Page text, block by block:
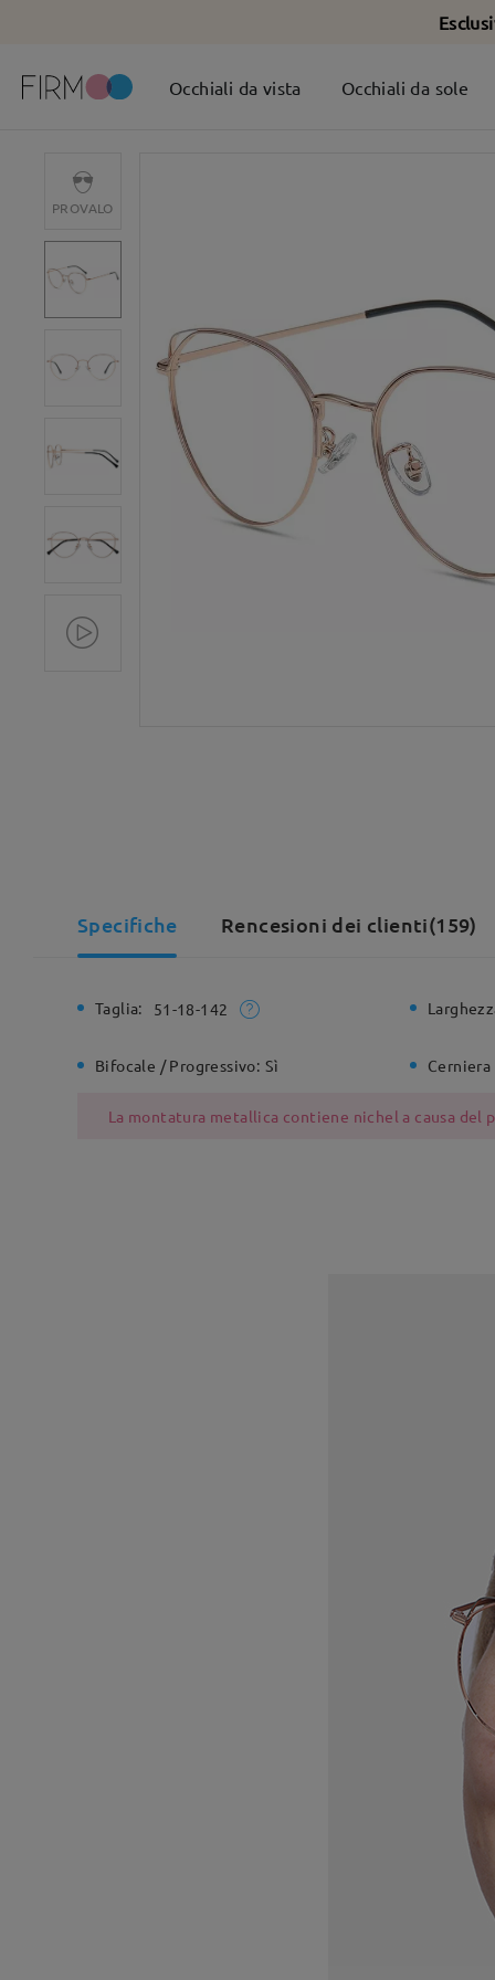
Occhiali da vista Occhiali da sole
PROVALO
Specifiche Rencesioni dei clienti(159)
Taglia: 51-18-142
Bifocale / Progressivo: Sì Cerniera
La montatura metallica contiene nichel a causa